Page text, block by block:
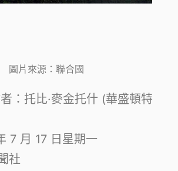
圖片來源：聯合國
：托比·麥金托什 (華盛頓特
7 月 17 日星期一
社